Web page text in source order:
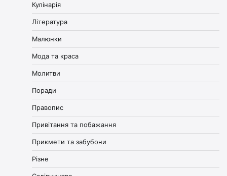
Кулінарія
Література
Малюнки
Мода та краса
Молитви
Поради
Правопис
Привітання та побажання
Прикмети та забубони
Різне